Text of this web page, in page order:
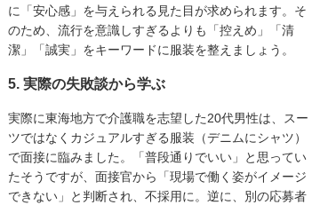
に「安心感」を与えられる見た目が求められます。そ
のため、流行を意識しすぎるよりも「控えめ」「清
潔」「誠実」をキーワードに服装を整えましょう。
5. 実際の失敗談から学ぶ
実際に東海地方で介護職を志望した20代男性は、スー
ツではなくカジュアルすぎる服装（デニムにシャツ）
で面接に臨みました。「普段通りでいい」と思ってい
たそうですが、面接官から「現場で働く姿がイメージ
できない」と判断され、不採用に。逆に、別の応募者